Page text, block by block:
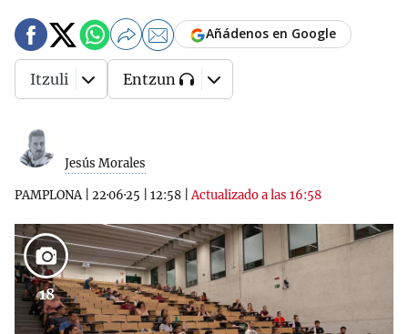
Jesús Morales
PAMPLONA| 22·06·25 12:58 |Actualizado a las 16:58
Añádenos en Google
Itzuli Entzun
18